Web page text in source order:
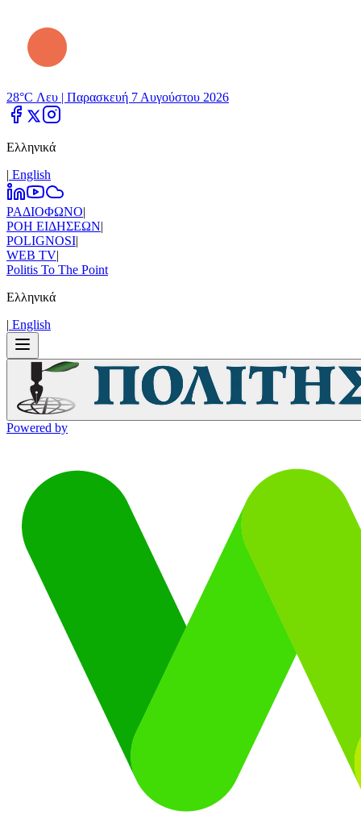
28°C Λευ | Παρασκευή 7 Αυγούστου 2026
Ελληνικά
| Εnglish
ΡΑΔΙΟΦΩΝΟ|
ΡΟΗ ΕΙΔΗΣΕΩΝ|
POLIGNOSI|
WEB TV|
Politis To The Point
Ελληνικά
| Εnglish
Powered by